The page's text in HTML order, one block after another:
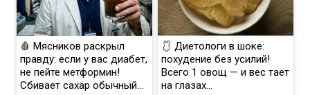
🩸 Мясников раскрыл
правду: если у вас диабет,
не пейте метформин!
Сбивает сахар обычный...
🩱 Диетологи в шоке:
похудение без усилий!
Всего 1 овощ — и вес тает
на глазах…